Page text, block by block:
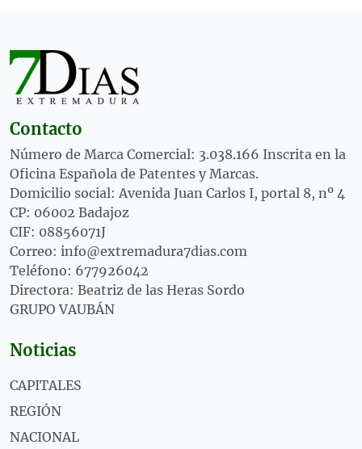
Contacto
Número de Marca Comercial: 3.038.166 Inscrita en la
Oficina Española de Patentes y Marcas.
Domicilio social: Avenida Juan Carlos I, portal 8, nº 4
CP: 06002 Badajoz
CIF: 08856071J
Correo: info@extremadura7dias.com
Teléfono: 677926042
Directora: Beatriz de las Heras Sordo
GRUPO VAUBÁN
Noticias
CAPITALES
REGIÓN
NACIONAL